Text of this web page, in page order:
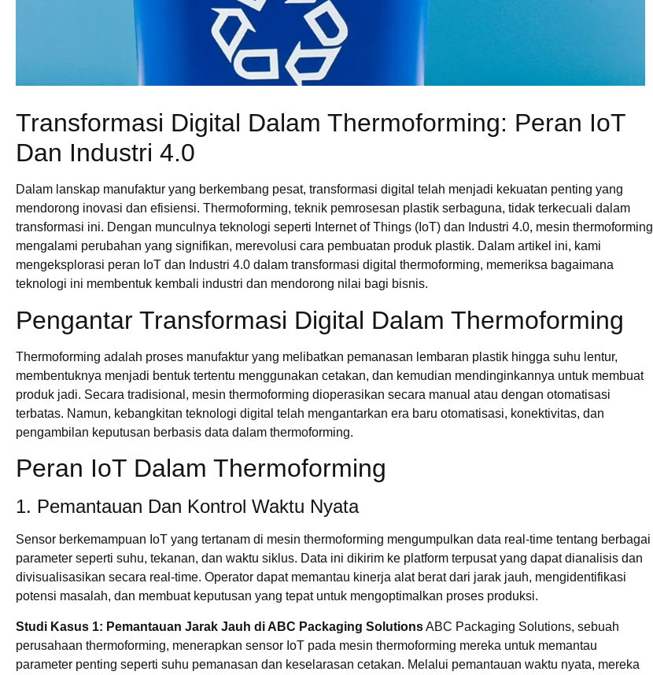
Transformasi Digital Dalam Thermoforming: Peran IoT
Dan Industri 4.0
Dalam lanskap manufaktur yang berkembang pesat, transformasi digital telah menjadi kekuatan penting yang
mendorong inovasi dan efisiensi. Thermoforming, teknik pemrosesan plastik serbaguna, tidak terkecuali dalam
transformasi ini. Dengan munculnya teknologi seperti Internet of Things (IoT) dan Industri 4.0, mesin thermoforming
mengalami perubahan yang signifikan, merevolusi cara pembuatan produk plastik. Dalam artikel ini, kami
mengeksplorasi peran IoT dan Industri 4.0 dalam transformasi digital thermoforming, memeriksa bagaimana
teknologi ini membentuk kembali industri dan mendorong nilai bagi bisnis.
Pengantar Transformasi Digital Dalam Thermoforming
Thermoforming adalah proses manufaktur yang melibatkan pemanasan lembaran plastik hingga suhu lentur,
membentuknya menjadi bentuk tertentu menggunakan cetakan, dan kemudian mendinginkannya untuk membuat
produk jadi. Secara tradisional, mesin thermoforming dioperasikan secara manual atau dengan otomatisasi
terbatas. Namun, kebangkitan teknologi digital telah mengantarkan era baru otomatisasi, konektivitas, dan
pengambilan keputusan berbasis data dalam thermoforming.
Peran IoT Dalam Thermoforming
1. Pemantauan Dan Kontrol Waktu Nyata
Sensor berkemampuan IoT yang tertanam di mesin thermoforming mengumpulkan data real-time tentang berbagai
parameter seperti suhu, tekanan, dan waktu siklus. Data ini dikirim ke platform terpusat yang dapat dianalisis dan
divisualisasikan secara real-time. Operator dapat memantau kinerja alat berat dari jarak jauh, mengidentifikasi
potensi masalah, dan membuat keputusan yang tepat untuk mengoptimalkan proses produksi.
Studi Kasus 1: Pemantauan Jarak Jauh di ABC Packaging SolutionsABC Packaging Solutions, sebuah
perusahaan thermoforming, menerapkan sensor IoT pada mesin thermoforming mereka untuk memantau
parameter penting seperti suhu pemanasan dan keselarasan cetakan. Melalui pemantauan waktu nyata, mereka